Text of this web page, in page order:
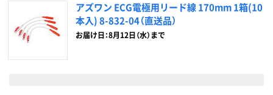
アズワン ECG電極用リード線 170mm 1箱(10
本入) 8-832-04（直送品）
お届け日：8月12日（水）まで